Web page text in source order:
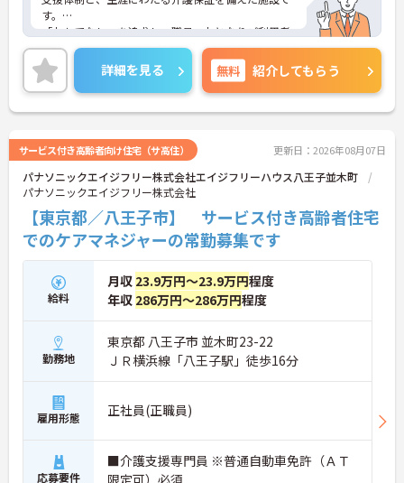
す。
「おもてなし」を追求し、職員一丸となりご利用者
様をサポートしています。
年間休日120日あり、メリハリつけてご就業いただ
けるのもポイントで
ご興味ある方には、面接対策ポイントなど、さらに
詳細をお話しいたしますのでお気軽にご相談くださ
詳細を見る 無料 紹介してもらう
サービス付き高齢者向け住宅（サ高住） 更新日：2026年08月07日
パナソニックエイジフリー株式会社エイジフリーハウス八王子並木町
パナソニックエイジフリー株式会社
【東京都／八王子市】 サービス付き高齢者住宅
でのケアマネジャーの常勤募集です
給料
月収 23.9万円～23.9万円程度
年収 286万円～286万円程度
勤務地
東京都 八王子市 並木町23-22
ＪＲ横浜線「八王子駅」徒歩16分
雇用形態 正社員(正職員)
応募要件
■介護支援専門員 ※普通自動車免許（ＡＴ